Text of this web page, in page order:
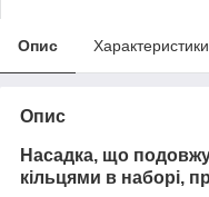
Опис Характеристики
Опис
Насадка, що
кільцями в наборі,